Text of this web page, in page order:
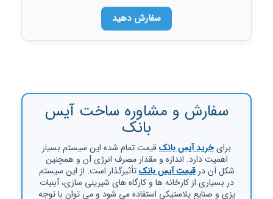
سفارش دهید
سفارش و مشاوره ساخت آیس
بانک
برایخرید آیس بانکقیمت تمام شده این سیستم بسیار
اهمیت دارد. اندازه و مقدار مصرف انرژی آن و همچنین
شکل آن درقیمت آیس بانکتأثیرگذار است. از این سیستم
در بسیاری از کارخانه ها و کارگاه های شیرینی سازی، آبنبات
پزی و صنایع پلاستیکی استفاده می شود و می توان با توجه